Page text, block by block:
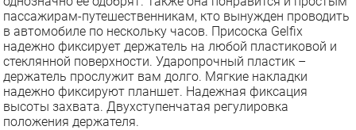
пассажирам-путешественникам, кто вынужден проводить
в автомобиле по нескольку часов. Присоска Gelfix
надежно фиксирует держатель на любой пластиковой и
стеклянной поверхности. Ударопрочный пластик –
держатель прослужит вам долго. Мягкие накладки
надежно фиксируют планшет. Надежная фиксация
высоты захвата. Двухступенчатая регулировка
положения держателя.